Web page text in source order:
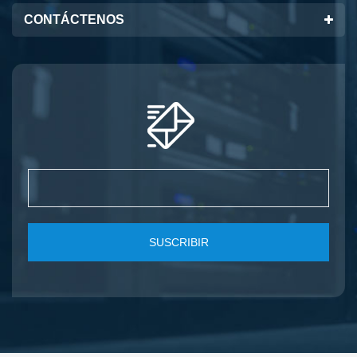
CONTÁCTENOS
SUSCRIBIR